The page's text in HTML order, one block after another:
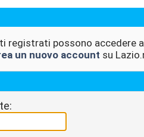
registrati possono accedere
un nuovo account su